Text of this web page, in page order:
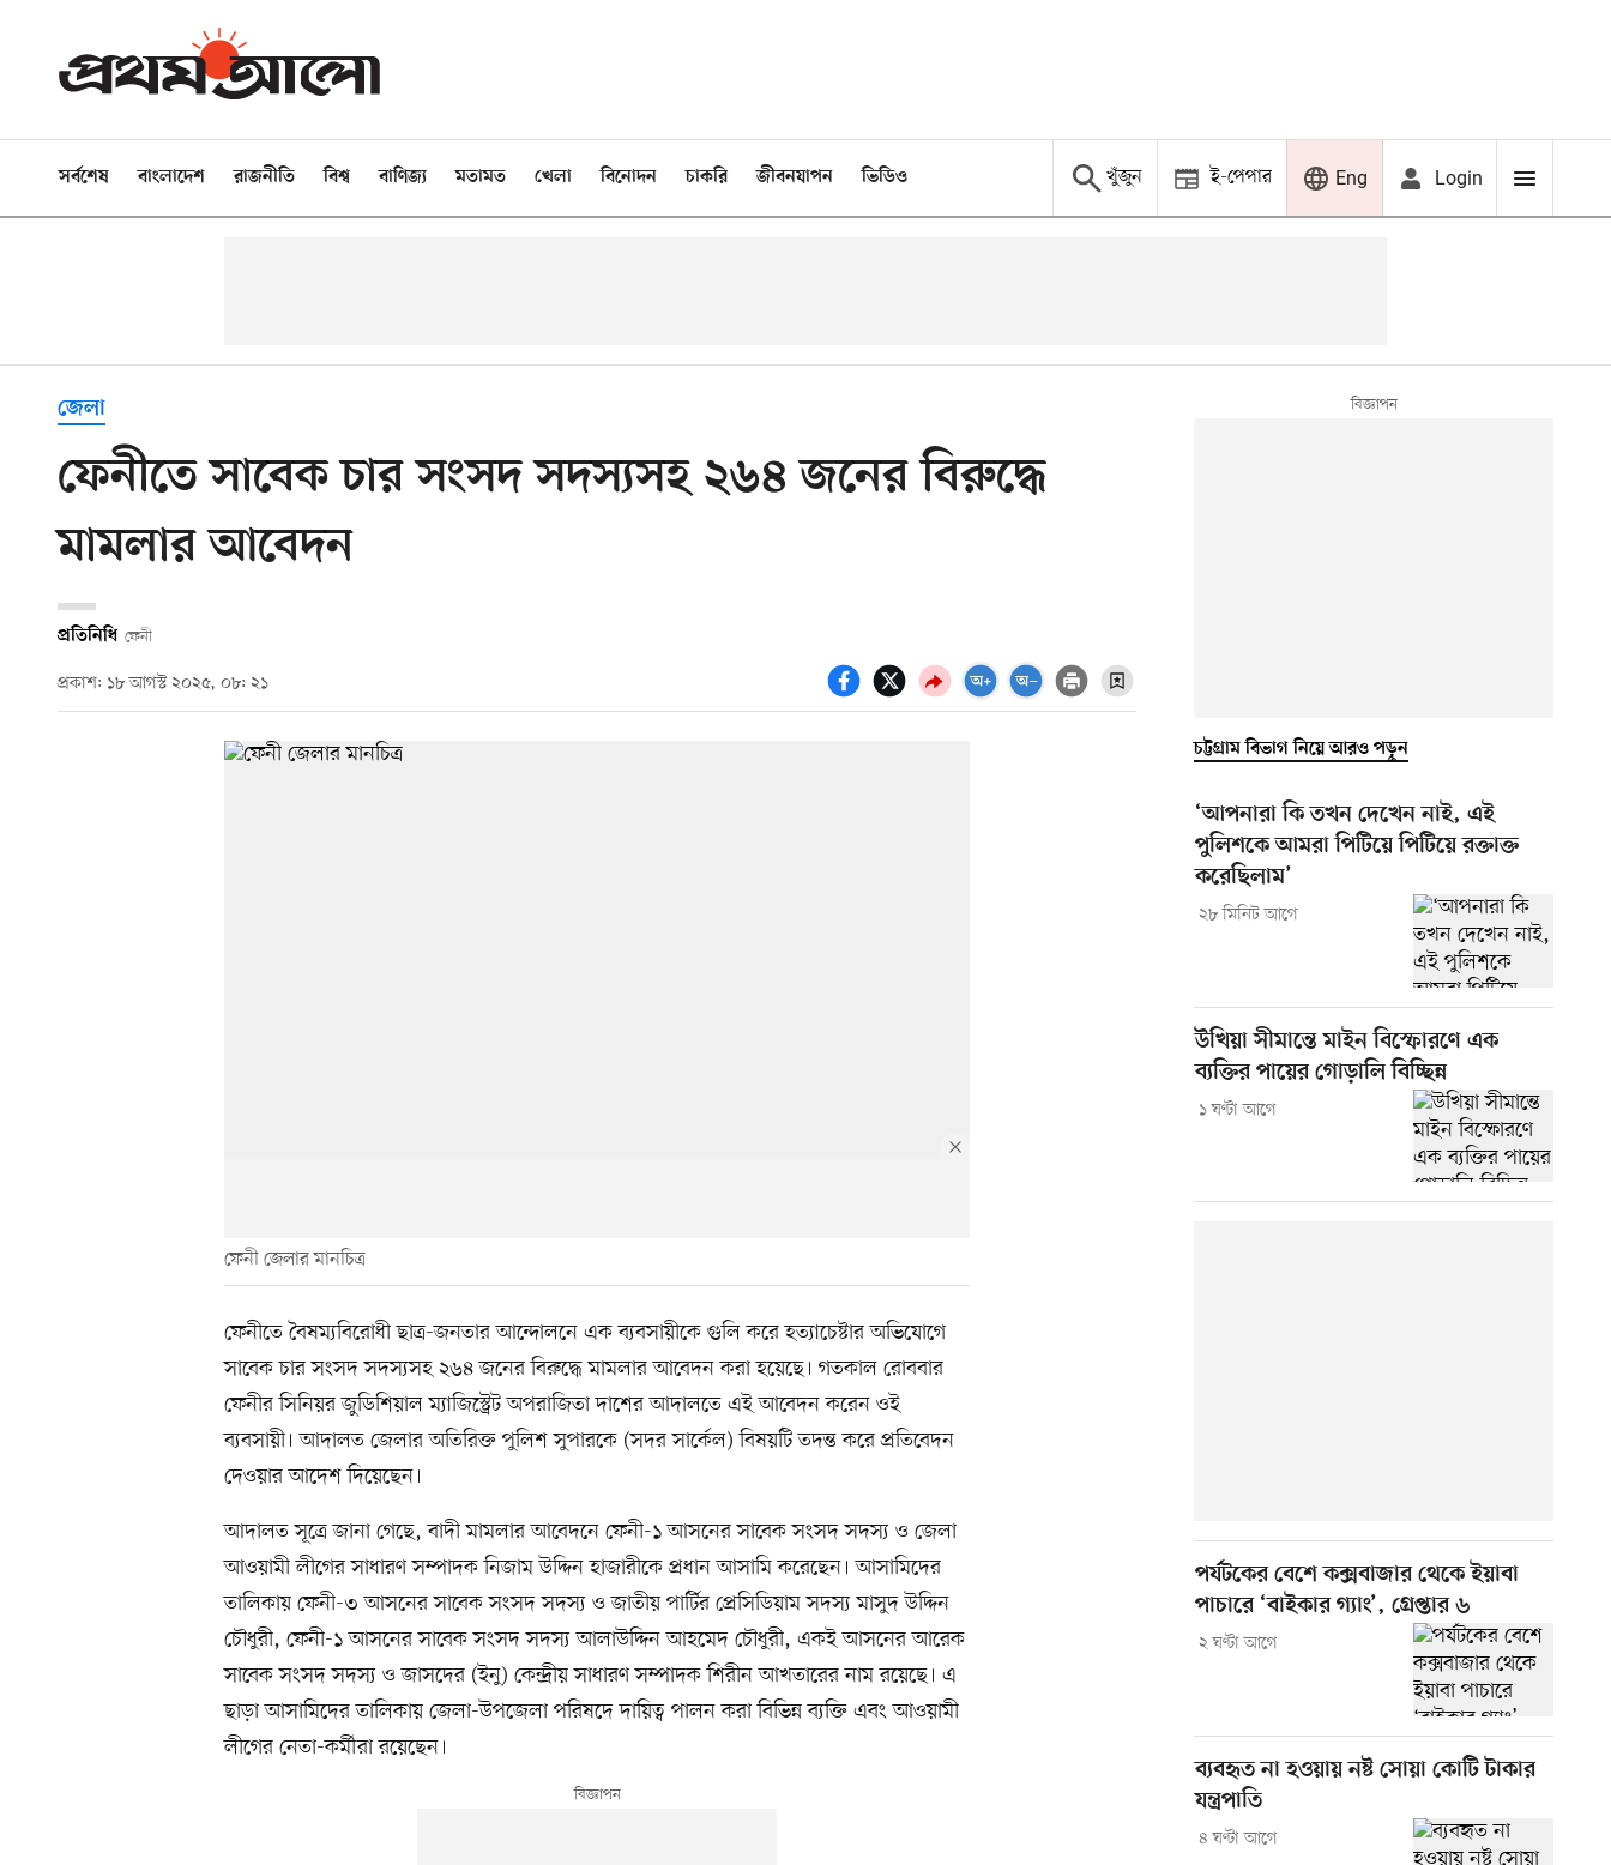
সর্বশেষ বাংলাদেশ রাজনীতি বিশ্ব বাণিজ্য মতামত খেলা বিনোদন চাকরি জীবনযাপন ভিডিও খুঁজুন ই-পেপার Eng Login
জেলা
ফেনীতে সাবেক চার সংসদ সদস্যসহ ২৬৪ জনের বিরুদ্ধে
মামলার আবেদন
প্রতিনিধি ফেনী
প্রকাশ: ১৮ আগস্ট ২০২৫, ০৮: ২১
ফেনী জেলার মানচিত্র
ফেনীতে বৈষম্যবিরোধী ছাত্র-জনতার আন্দোলনে এক ব্যবসায়ীকে গুলি করে হত্যাচেষ্টার অভিযোগে
সাবেক চার সংসদ সদস্যসহ ২৬৪ জনের বিরুদ্ধে মামলার আবেদন করা হয়েছে। গতকাল রোববার
ফেনীর সিনিয়র জুডিশিয়াল ম্যাজিস্ট্রেট অপরাজিতা দাশের আদালতে এই আবেদন করেন ওই
ব্যবসায়ী। আদালত জেলার অতিরিক্ত পুলিশ সুপারকে (সদর সার্কেল) বিষয়টি তদন্ত করে প্রতিবেদন
দেওয়ার আদেশ দিয়েছেন।
আদালত সূত্রে জানা গেছে, বাদী মামলার আবেদনে ফেনী-১ আসনের সাবেক সংসদ সদস্য ও জেলা
আওয়ামী লীগের সাধারণ সম্পাদক নিজাম উদ্দিন হাজারীকে প্রধান আসামি করেছেন। আসামিদের
তালিকায় ফেনী-৩ আসনের সাবেক সংসদ সদস্য ও জাতীয় পার্টির প্রেসিডিয়াম সদস্য মাসুদ উদ্দিন
চৌধুরী, ফেনী-১ আসনের সাবেক সংসদ সদস্য আলাউদ্দিন আহমেদ চৌধুরী, একই আসনের আরেক
সাবেক সংসদ সদস্য ও জাসদের (ইনু) কেন্দ্রীয় সাধারণ সম্পাদক শিরীন আখতারের নাম রয়েছে। এ
ছাড়া আসামিদের তালিকায় জেলা-উপজেলা পরিষদে দায়িত্ব পালন করা বিভিন্ন ব্যক্তি এবং আওয়ামী
লীগের নেতা-কর্মীরা রয়েছেন।
চট্টগ্রাম বিভাগ নিয়ে আরও পড়ুন
‘আপনারা কি তখন দেখেন নাই, এই
পুলিশকে আমরা পিটিয়ে পিটিয়ে রক্তাক্ত
করেছিলাম’
২৮ মিনিট আগে
উখিয়া সীমান্তে মাইন বিস্ফোরণে এক
ব্যক্তির পায়ের গোড়ালি বিচ্ছিন্ন
১ ঘণ্টা আগে
পর্যটকের বেশে কক্সবাজার থেকে ইয়াবা
পাচারে ‘বাইকার গ্যাং’, গ্রেপ্তার ৬
২ ঘণ্টা আগে
ব্যবহৃত না হওয়ায় নষ্ট সোয়া কোটি টাকার
যন্ত্রপাতি
৪ ঘণ্টা আগে